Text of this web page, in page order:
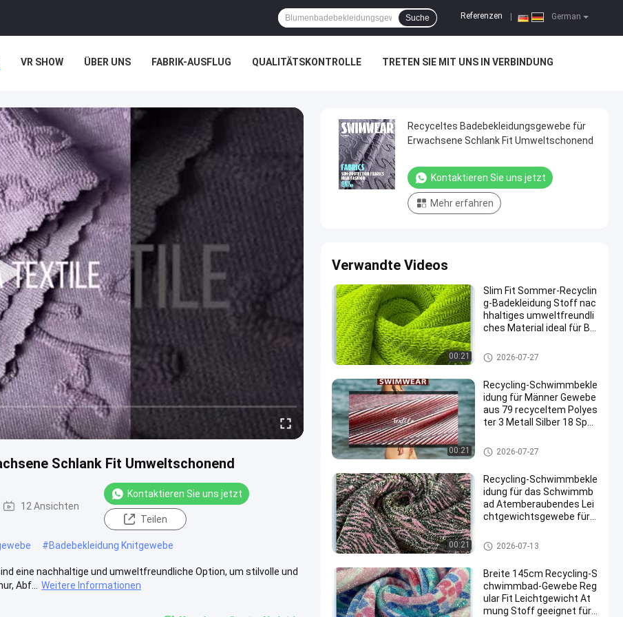
German
Referenzen
Suche
VR SHOW ÜBER UNS FABRIK-AUSFLUG QUALITÄTSKONTROLLE TRETEN SIE MIT UNS IN VERBINDUNG
Schlank Fit Umweltschonend
12 Ansichten
Kontaktieren Sie uns jetzt
Teilen
#Badebekleidung Knitgewebe
eine nachhaltige und umweltfreundliche Option, um stilvolle und
Abf...
Weitere Informationen
Recyceltes Badebekleidungsgewebe für
Erwachsene Schlank Fit Umweltschonend
Kontaktieren Sie uns jetzt
Mehr erfahren
Verwandte Videos
00:21
Slim Fit Sommer-Recyclin
g-Badekleidung Stoff nac
hhaltiges umweltfreundli
ches Material ideal für Ba
ivität Kleidung
Aufbereitetes Badebekleidung
s-Gewebe
2026-07-27
00:21
Recycling-Schwimmbekle
idung für Männer Gewebe
aus 79 recyceltem Polyes
ter 3 Metall Silber 18 Spa
altige Schwimmbekleidun
gsproduktion
Aufbereitetes Badebekleidung
s-Gewebe
2026-07-27
00:21
Recycling-Schwimmbekle
idung für das Schwimmb
ad Atemberaubendes Lei
chtgewichtsgewebe für
Sportbekleidung für Wass
ersport
Aufbereitetes Badebekleidung
s-Gewebe
2026-07-13
Breite 145cm Recycling-S
chwimmbad-Gewebe Reg
ular Fit Leichtgewicht At
mung Stoff geeignet für